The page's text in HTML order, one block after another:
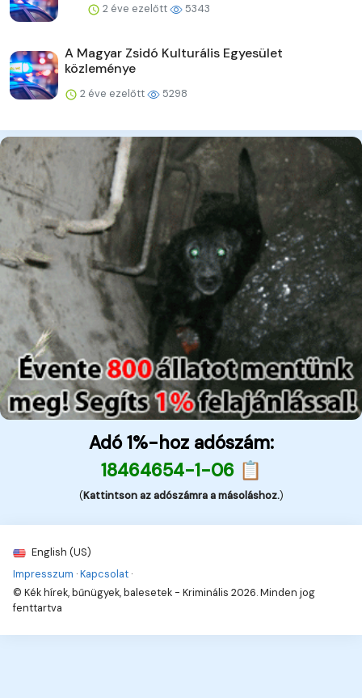
2 éve ezelőtt 5343
A Magyar Zsidó Kulturális Egyesület
közleménye
2 éve ezelőtt 5298
Adó 1%-hoz adószám:
18464654-1-06 📋
(Kattintson az adószámra a másoláshoz.)
English (US)
Impresszum ·Kapcsolat ·
© Kék hírek, bűnügyek, balesetek - Kriminális 2026. Minden jog
fenttartva